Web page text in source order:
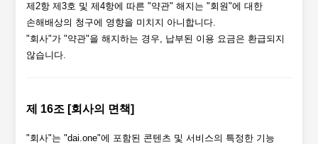
제2항 제3호 및 제4항에 따른 "약관" 해지는 "회원"에 대한
손해배상의 청구에 영향을 미치지 아니합니다.
"회사"가 "약관"을 해지하는 경우, 납부된 이용 요금은 환급되지
않습니다.
제 16조 [회사의 면책]
"회사"는 "dai.one"에 포함된 콘텐츠 및 서비스의 특정한 기능